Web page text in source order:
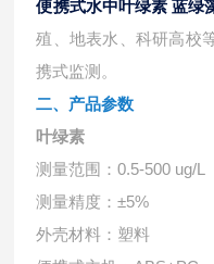
便携式水中叶绿素 蓝绿
殖、地表水、科研高校
携式监测。
二、产品参数
叶绿素
测量范围：0.5-500 ug/L
测量精度：±5%
外壳材料：塑料